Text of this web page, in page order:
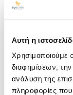
Αυτή η
Χρησιμοποιούμε
διαφημίσεων,
ανάλυση της
πληροφορίες
Travel Trends